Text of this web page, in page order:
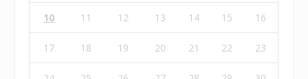
10 11 12 13 14 15 16
17 18 19 20 21 22 23